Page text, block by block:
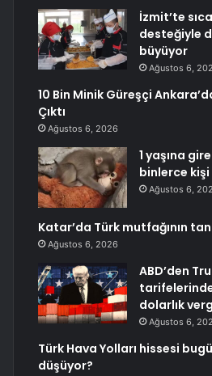
İzmit’te
desteğiyle
büyüyor
Ağustos 6,
10 Bin Minik Güreşçi
Çıktı
Ağustos 6, 2026
1 yaşına
binlerce kişi
Ağustos 6,
Katar’da Türk mutfağının
Ağustos 6, 2026
ABD’den
dolarlık
Ağustos 6,
Türk Hava Yolları hissesi
düşüyor?